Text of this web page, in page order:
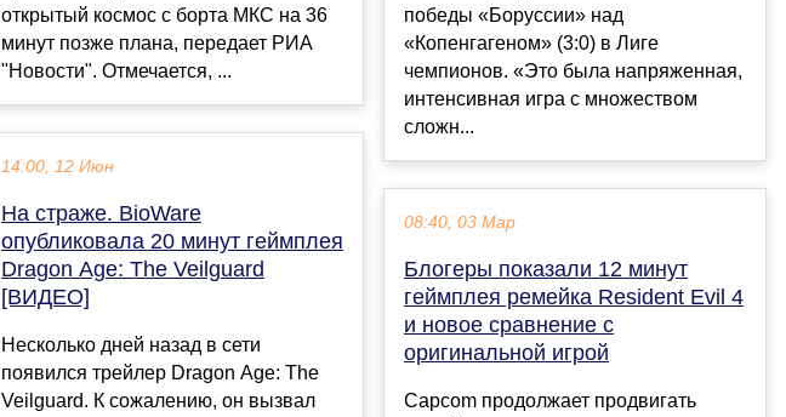
открытый космос с борта МКС на 36
минут позже плана, передает РИА
"Новости". Отмечается, ...
14:00, 12 Июн
На страже. BioWare
опубликовала 20 минут геймплея
Dragon Age: The Veilguard
[ВИДЕО]
Несколько дней назад в сети
появился трейлер Dragon Age: The
Veilguard. К сожалению, он вызвал
победы «Боруссии» над
«Копенгагеном» (3:0) в Лиге
чемпионов. «Это была напряженная,
интенсивная игра с множеством
сложн...
08:40, 03 Мар
Блогеры показали 12 минут
геймплея ремейка Resident Evil 4
и новое сравнение с
оригинальной игрой
Capcom продолжает продвигать